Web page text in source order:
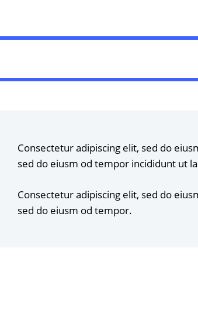
Consectetur adipiscing elit, sed do
sed do eiusm od tempor incididunt ut
Consectetur adipiscing elit, sed do
sed do eiusm od tempor.